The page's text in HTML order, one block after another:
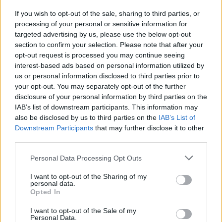
If you wish to opt-out of the sale, sharing to third parties, or
processing of your personal or sensitive information for
targeted advertising by us, please use the below opt-out
section to confirm your selection. Please note that after your
opt-out request is processed you may continue seeing
interest-based ads based on personal information utilized by
us or personal information disclosed to third parties prior to
your opt-out. You may separately opt-out of the further
disclosure of your personal information by third parties on the
IAB’s list of downstream participants. This information may
also be disclosed by us to third parties on the IAB’s List of
Downstream Participants that may further disclose it to other
Please note that this website/app uses one or more Google
not limited to your visit or usage behaviour. You may click to
grant or deny consent to Google and its third-party tags to
use your data for below specified purposes in below Google
consent section.
Personal Data Processing Opt Outs
I want to opt-out of the Sharing of my
personal data.
Opted In
I want to opt-out of the Sale of my
Personal Data.
magja lett. Mint amikor az ember kis kavicsokat ráz
a kezében, vagy ahogy egy folyó a kavicsokat görgeti
a medrében, bennem ilyen érzést keltett, ez
határozta meg az irányt, innen a cím is." Donau
néven a Bandcampenkorábban kb. gitáros drone-t
(vagy bizonyos értelemben posztrockot) jelentetett
meg; saját nevén pedigszámos kiadványa érhető
el itt, sok közülük kortárstánc-előadásokhoz,
kísérleti filmekhez készült, van köztük ambientes,
kísérletezős, zajos, szintis, gitáros stb. Legutóbbi
filmes munkája azÜres lovakcímű " esszéfilm",itt
az előzetese.Facebook